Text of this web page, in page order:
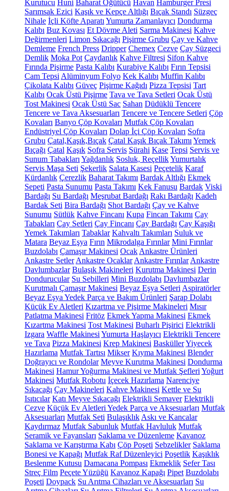
Kurutucu Huni Baharat Öğütücü Havan Hamburger Presi
Sarımsak Ezici Kaşık ve Kepçe Altlığı Bıçak Standı Süzgeç
Nihale İçli Köfte Aparatı Yumurta Zamanlayıcı Dondurma
Kalıbı Buz Kovası Et Dövme Aleti Sarma Makinesi Kahve
Değirmenleri Limon Sıkacağı Pişirme Grubu Çay ve Kahve
Demleme French Press Dripper Chemex Cezve Çay Süzgeci
Demlik Moka Pot Çaydanlık Kahve Filtresi Sifon Kahve
Fırında Pişirme Pasta Kalıbı Kurabiye Kalıbı Fırın Tepsisi
Cam Tepsi Alüminyum Folyo Kek Kalıbı Muffin Kalıbı
Çikolata Kalıbı Güveç Pişirme Kağıdı Pizza Tepsisi Tart
Kalıbı Ocak Üstü Pişirme Tava ve Tava Setleri Ocak Üstü
Tost Makinesi Ocak Üstü Sac Sahan Düdüklü Tencere
Tencere ve Tava Aksesuarları Tencere ve Tencere Setleri Çöp
Kovaları Banyo Çöp Kovaları Mutfak Çöp Kovaları
Endüstriyel Çöp Kovaları Dolap İçi Çöp Kovaları Sofra
Grubu Çatal,Kaşık,Bıçak Çatal Kaşık Bıçak Takımı Yemek
Bıçağı Çatal Kaşık Sofra Servis Sürahi Kase Tepsi Servis ve
Sunum Tabakları Yağdanlık Sosluk, ReçellikYumurtalık
Servis Maşa Seti Şekerlik Salata Kasesi Peçetelik Karaf
Kürdanlık Çerezlik Baharat Takımı Bardak Altlığı Ekmek
Sepeti Pasta Sunumu Pasta Takımı Kek Fanusu Bardak Viski
Bardağı Su Bardağı Meşrubat Bardağı Rakı Bardağı Kadeh
Bardak Seti Bira Bardağı Shot Bardağı Çay ve Kahve
Sunumu Sütlük Kahve Fincanı Kupa Fincan Takımı Çay
Tabakları Çay Setleri Çay Fincanı Çay Bardağı Çay Kaşığı
Yemek Takımları Tabaklar Kahvaltı Takımları Suluk ve
Matara Beyaz Eşya Fırın Mikrodalga Fırınlar Mini Fırınlar
Buzdolabı Çamaşır Makinesi Ocak Ankastre Ürünleri
Ankastre Setler Ankastre Ocaklar Ankastre Fırınlar Ankastre
Davlumbazlar Bulaşık Makineleri Kurutma Makinesi Derin
Dondurucular Su Sebilleri Mini Buzdolabı Davlumbazlar
Kurutmalı Çamaşır Makinesi Beyaz Eşya Setleri Aspiratörler
Beyaz Eşya Yedek Parça ve Bakım Ürünleri Şarap Dolabı
Küçük Ev Aletleri Kızartma ve Pişirme Makineleri Mısır
Patlatma Makinesi Fritöz Ekmek Yapma Makinesi Ekmek
Kızartma Makinesi Tost Makinesi Buharlı Pişirici Elektrikli
Izgara Waffle Makinesi Yumurta Haşlayıcı Elektrikli Tencere
ve Tava Pizza Makinesi Krep Makinesi BasküllerYiyecek
Hazırlama Mutfak Tartısı Mikser Kıyma Makinesi Blender
Doğrayıcı ve Rondolar Meyve Kurutma Makinesi Dondurma
Makinesi Hamur Yoğurma Makinesi ve Mutfak Şefleri Yoğurt
Makinesi Mutfak Robotu İçecek Hazırlama Narenciye
Sıkacağı Çay Makineleri Kahve Makinesi Kettle ve Su
Isıtıcılar Katı Meyve Sıkacağı Elektrikli Semaver Elektrikli
Cezve Küçük Ev Aletleri Yedek Parça ve Aksesuarları Mutfak
Aksesuarları Mutfak Seti Bulaşıklık Askı ve Kancalar
Kaydırmaz Mutfak Sabunluk Mutfak Havluluk Mutfak
Seramik ve Fayansları Saklama ve Düzenleme Kavanoz
Saklama ve Karıştırma Kabı Çöp Poşeti Sebzelikler Saklama
Bonesi ve Kapağı Mutfak Raf Düzenleyici Poşetlik Kaşıklık
Beslenme Kutusu Damacana Pompası Ekmeklik Sefer Tası
Streç Film Peçete Yüzüğü Kavanoz Kapağı Pipet Buzdolabı
Poşeti Doypack Su Arıtma Cihazları ve Aksesuarları Su